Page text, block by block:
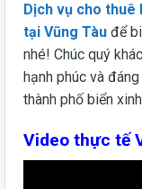
Dịch vụ cho
tại Vũng Tàu để
nhé! Chúc quý
hạnh phúc và
thành phố biển
Video thực tế